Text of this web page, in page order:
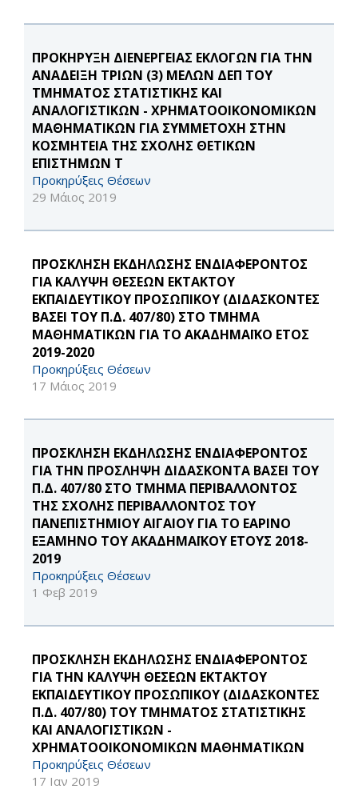
ΠΡΟΚΗΡΥΞΗ ΔΙΕΝΕΡΓΕΙΑΣ ΕΚΛΟΓΩΝ ΓΙΑ ΤΗΝ
ΑΝΑΔΕΙΞΗ ΤΡΙΩΝ (3) ΜΕΛΩΝ ΔΕΠ ΤΟΥ
ΤΜΗΜΑΤΟΣ ΣΤΑΤΙΣΤΙΚΗΣ ΚΑΙ
ΑΝΑΛΟΓΙΣΤΙΚΩΝ - ΧΡΗΜΑΤΟΟΙΚΟΝΟΜΙΚΩΝ
ΜΑΘΗΜΑΤΙΚΩΝ ΓΙΑ ΣΥΜΜΕΤΟΧΗ ΣΤΗΝ
ΚΟΣΜΗΤΕΙΑ ΤΗΣ ΣΧΟΛΗΣ ΘΕΤΙΚΩΝ
ΕΠΙΣΤΗΜΩΝ Τ
Προκηρύξεις Θέσεων
29 Μάιος 2019
ΠΡΟΣΚΛΗΣΗ ΕΚΔΗΛΩΣΗΣ ΕΝΔΙΑΦΕΡΟΝΤΟΣ
ΓΙΑ ΚΑΛΥΨΗ ΘΕΣΕΩΝ ΕΚΤΑΚΤΟΥ
ΕΚΠΑΙΔΕΥΤΙΚΟΥ ΠΡΟΣΩΠΙΚΟΥ (ΔΙΔΑΣΚΟΝΤΕΣ
ΒΑΣΕΙ ΤΟΥ Π.Δ. 407/80) ΣΤΟ ΤΜΗΜΑ
ΜΑΘΗΜΑΤΙΚΩΝ ΓΙΑ ΤΟ ΑΚΑΔΗΜΑΪΚΟ ΕΤΟΣ
2019-2020
Προκηρύξεις Θέσεων
17 Μάιος 2019
ΠΡΟΣΚΛΗΣΗ ΕΚΔΗΛΩΣΗΣ ΕΝΔΙΑΦΕΡΟΝΤΟΣ
ΓΙΑ ΤΗΝ ΠΡΟΣΛΗΨΗ ΔΙΔΑΣΚΟΝΤΑ ΒΑΣΕΙ ΤΟΥ
Π.Δ. 407/80 ΣΤΟ ΤΜΗΜΑ ΠΕΡΙΒΑΛΛΟΝΤΟΣ
ΤΗΣ ΣΧΟΛΗΣ ΠΕΡΙΒΑΛΛΟΝΤΟΣ ΤΟΥ
ΠΑΝΕΠΙΣΤΗΜΙΟΥ ΑΙΓΑΙΟΥ ΓΙΑ ΤΟ ΕΑΡΙΝΟ
ΕΞΑΜΗΝΟ ΤΟΥ ΑΚΑΔΗΜΑΪΚΟΥ ΕΤΟΥΣ 2018-
2019
Προκηρύξεις Θέσεων
1 Φεβ 2019
ΠΡΟΣΚΛΗΣΗ ΕΚΔΗΛΩΣΗΣ ΕΝΔΙΑΦΕΡΟΝΤΟΣ
ΓΙΑ ΤΗΝ ΚΑΛΥΨΗ ΘΕΣΕΩΝ ΕΚΤΑΚΤΟΥ
ΕΚΠΑΙΔΕΥΤΙΚΟΥ ΠΡΟΣΩΠΙΚΟΥ (ΔΙΔΑΣΚΟΝΤΕΣ
Π.Δ. 407/80) ΤΟΥ ΤΜΗΜΑΤΟΣ ΣΤΑΤΙΣΤΙΚΗΣ
ΚΑΙ ΑΝΑΛΟΓΙΣΤΙΚΩΝ -
ΧΡΗΜΑΤΟΟΙΚΟΝΟΜΙΚΩΝ ΜΑΘΗΜΑΤΙΚΩΝ
Προκηρύξεις Θέσεων
17 Ιαν 2019